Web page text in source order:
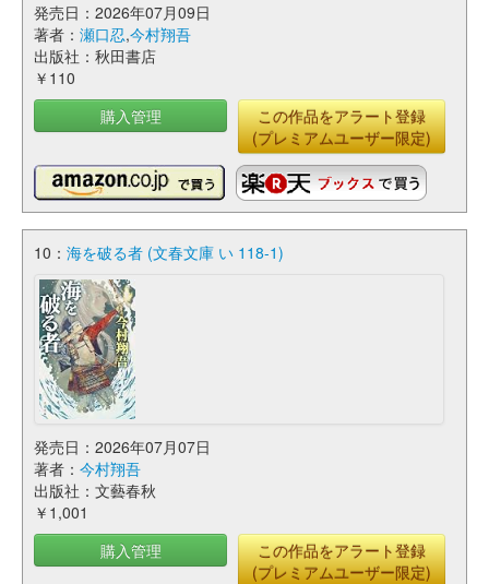
発売日：2026年07月09日
著者： 瀬口忍,今村翔吾
出版社：秋田書店
￥110
購入管理
この作品をアラート登録
(プレミアムユーザー限定)
10： 海を破る者 (文春文庫 い 118-1)
発売日：2026年07月07日
著者： 今村翔吾
出版社：文藝春秋
￥1,001
購入管理
この作品をアラート登録
(プレミアムユーザー限定)